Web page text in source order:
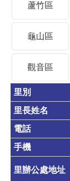
蘆竹區
龜山區
觀音區